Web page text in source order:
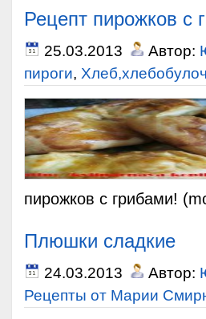
Рецепт пирожков с
25.03.2013 Автор:
пироги,
пирожков с грибами!
Плюшки сладкие
24.03.2013 Автор:
Рецепты от Марии